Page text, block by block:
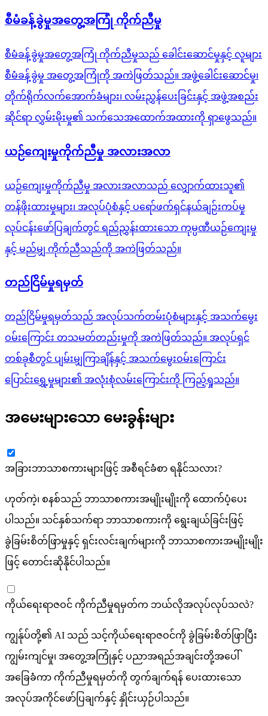
စီမံခန့်ခွဲမှုအတွေ့အကြုံ ကိုက်ညီမှု
စီမံခန့်ခွဲမှုအတွေ့အကြုံ ကိုက်ညီမှုသည် ခေါင်းဆောင်မှုနှင့် လူများ
စီမံခန့်ခွဲမှု အတွေ့အကြုံကို အကဲဖြတ်သည်။ အဖွဲ့ခေါင်းဆောင်မှု၊
တိုက်ရိုက်လက်အောက်ခံများ၊ လမ်းညွှန်ပေးခြင်းနှင့် အဖွဲ့အစည်း
ဆိုင်ရာ လွှမ်းမိုးမှု၏ သက်သေအထောက်အထားကို ရှာဖွေသည်။
ယဉ်ကျေးမှုကိုက်ညီမှု အလားအလာ
ယဉ်ကျေးမှုကိုက်ညီမှု အလားအလာသည် လျှောက်ထားသူ၏
တန်ဖိုးထားမှုများ၊ အလုပ်ပုံစံနှင့် ပရော်ဖက်ရှင်နယ်ချဉ်းကပ်မှု
လုပ်ငန်းဖော်ပြချက်တွင် ရည်ညွှန်းထားသော ကုမ္ပဏီယဉ်ကျေးမှု
နှင့် မည်မျှ ကိုက်ညီသည်ကို အကဲဖြတ်သည်။
တည်ငြိမ်မှုရမှတ်
တည်ငြိမ်မှုရမှတ်သည် အလုပ်သက်တမ်းပုံစံများနှင့် အသက်မွေး
ဝမ်းကြောင်း တသမတ်တည်းမှုကို အကဲဖြတ်သည်။ အလုပ်ရှင်
တစ်ခုစီတွင် ပျမ်းမျှကြာချိန်နှင့် အသက်မွေးဝမ်းကြောင်း
ပြောင်းရွှေ့မှုများ၏ အလုံးစုံလမ်းကြောင်းကို ကြည့်ရှုသည်။
အမေးများသော မေးခွန်းများ
အခြားဘာသာစကားများဖြင့် အစီရင်ခံစာ ရနိုင်သလား?
ဟုတ်ကဲ့၊ စနစ်သည် ဘာသာစကားအမျိုးမျိုးကို ထောက်ပံ့ပေး
ပါသည်။ သင်နှစ်သက်ရာ ဘာသာစကားကို ရွေးချယ်ခြင်းဖြင့်
ခွဲခြမ်းစိတ်ဖြာမှုနှင့် ရှင်းလင်းချက်များကို ဘာသာစကားအမျိုးမျိုး
ဖြင့် တောင်းဆိုနိုင်ပါသည်။
ကိုယ်ရေးရာဇဝင် ကိုက်ညီမှုရမှတ်က ဘယ်လိုအလုပ်လုပ်သလဲ?
ကျွန်ုပ်တို့၏ AI သည် သင့်ကိုယ်ရေးရာဇဝင်ကို ခွဲခြမ်းစိတ်ဖြာပြီး
ကျွမ်းကျင်မှု၊ အတွေ့အကြုံနှင့် ပညာအရည်အချင်းတို့အပေါ်
အခြေခံကာ ကိုက်ညီမှုရမှတ်ကို တွက်ချက်ရန် ပေးထားသော
အလုပ်အကိုင်ဖော်ပြချက်နှင့် နှိုင်းယှဉ်ပါသည်။